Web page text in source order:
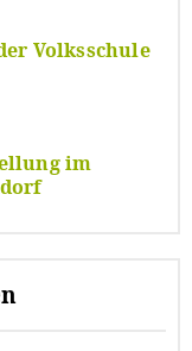
Volksschule
im